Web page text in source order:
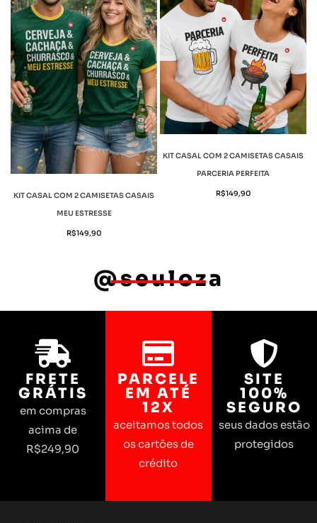
KIT CASAL COM 2 CAMISETAS CASAIS
MEU ESTRESSE
R$149,90
KIT CASAL COM 2 CAMISETAS CASAIS
PARCERIA PERFEITA
R$149,90
@seuloza
FRETE
GRÁTIS
em compras
acima de
R$249,90
PARCELE
EM ATÉ
12X
aceitamos todos
os cartões de
crédito
SITE
100%
SEGURO
seus dados estão
protegidos